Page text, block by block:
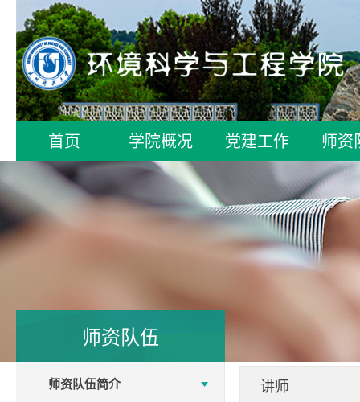
首页 学院概况 党建工作 师资
师资队伍
师资队伍简介 讲师